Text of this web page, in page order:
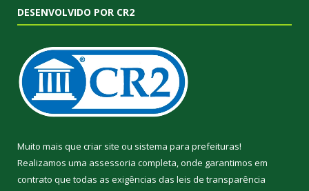
DESENVOLVIDO POR CR2
Muito mais que criar site ou sistema para prefeituras!
Realizamos uma assessoria completa, onde garantimos em
contrato que todas as exigências das leis de transparência